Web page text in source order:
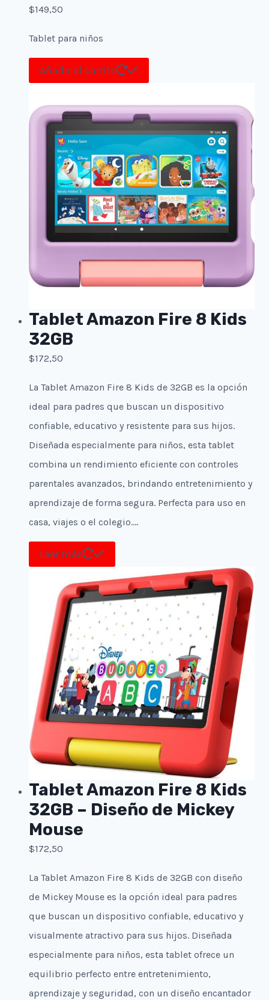
$149,50
Tablet para niños
Añadir al carrito
Tablet Amazon Fire 8 Kids
32GB
$172,50
La Tablet Amazon Fire 8 Kids de 32GB es la opción
ideal para padres que buscan un dispositivo
confiable, educativo y resistente para sus hijos.
Diseñada especialmente para niños, esta tablet
combina un rendimiento eficiente con controles
parentales avanzados, brindando entretenimiento y
aprendizaje de forma segura. Perfecta para uso en
casa, viajes o el colegio….
Leer más
Tablet Amazon Fire 8 Kids
32GB – Diseño de Mickey
Mouse
$172,50
La Tablet Amazon Fire 8 Kids de 32GB con diseño
de Mickey Mouse es la opción ideal para padres
que buscan un dispositivo confiable, educativo y
visualmente atractivo para sus hijos. Diseñada
especialmente para niños, esta tablet ofrece un
equilibrio perfecto entre entretenimiento,
aprendizaje y seguridad, con un diseño encantador